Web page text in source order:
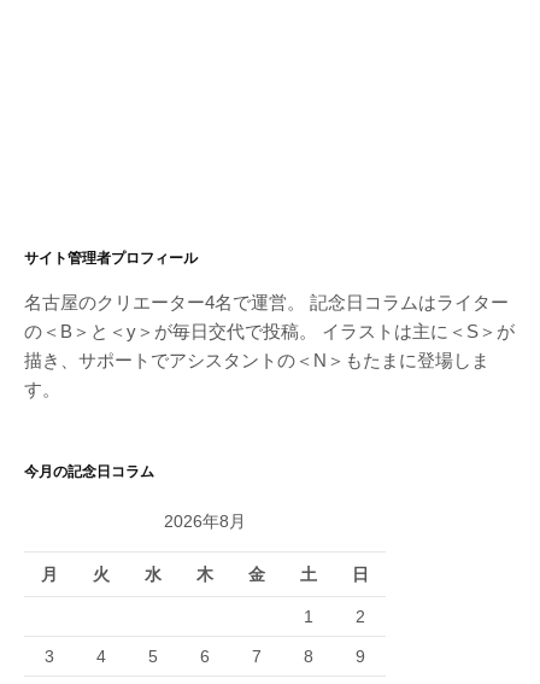
サイト管理者プロフィール
名古屋のクリエーター4名で運営。 記念日コラムはライター
の＜B＞と＜y＞が毎日交代で投稿。 イラストは主に＜S＞が
描き、サポートでアシスタントの＜N＞もたまに登場しま
す。
今月の記念日コラム
2026年8月
月 火 水 木 金 土 日
1 2
3 4 5 6 7 8 9